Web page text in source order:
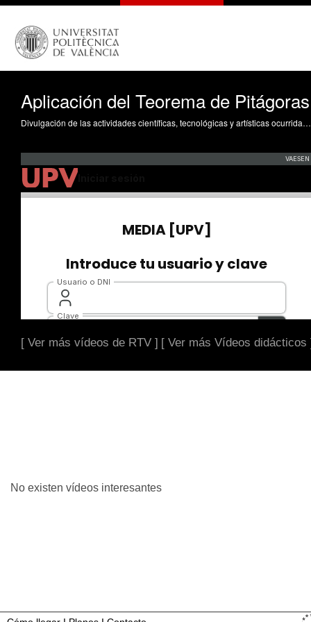
Aplicación del Teorema de Pitágoras
Divulgación de las actividades científicas, tecnológicas y artísticas ocurridas en los tres campus de la UPV
[ Ver más vídeos de RTV ] [ Ver más Vídeos didácticos
No existen vídeos interesantes